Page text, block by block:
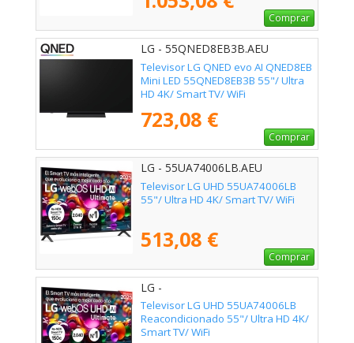
Comprar
LG - 55QNED8EB3B.AEU
Televisor LG QNED evo AI QNED8EB
Mini LED 55QNED8EB3B 55"/ Ultra
HD 4K/ Smart TV/ WiFi
723,08 €
Comprar
LG - 55UA74006LB.AEU
Televisor LG UHD 55UA74006LB
55"/ Ultra HD 4K/ Smart TV/ WiFi
513,08 €
Comprar
LG -
Televisor LG UHD 55UA74006LB
Reacondicionado 55"/ Ultra HD 4K/
Smart TV/ WiFi